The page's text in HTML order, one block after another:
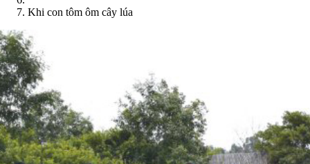
Khi con tôm ôm cây lúa